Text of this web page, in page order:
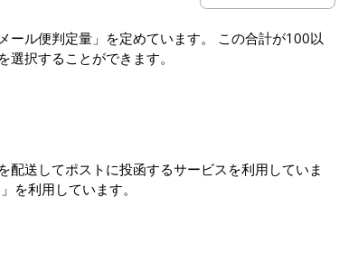
ール便判定量」を定めています。 この合計が100以
択することができます。
配送してポストに投函するサービスを利用していま
を利用しています。